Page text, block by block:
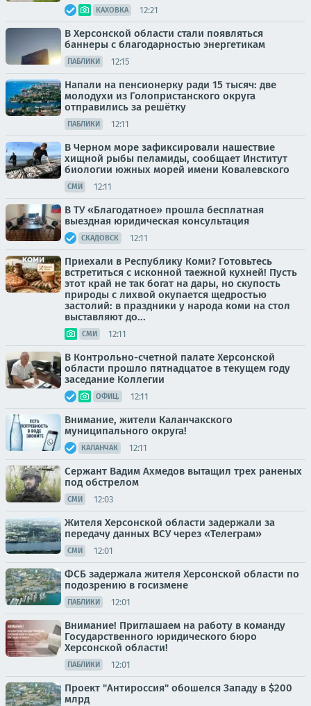
КАХОВКА 12:21
В Херсонской области стали появляться
баннеры с благодарностью энергетикам
ПАБЛИКИ 12:15
Напали на пенсионерку ради 15 тысяч: две
молодухи из Голопристанского округа
отправились за решётку
ПАБЛИКИ 12:11
В Черном море зафиксировали нашествие
хищной рыбы пеламиды, сообщает Институт
биологии южных морей имени Ковалевского
СМИ 12:11
В ТУ «Благодатное» прошла бесплатная
выездная юридическая консультация
СКАДОВСК 12:11
Приехали в Республику Коми? Готовьтесь
встретиться с исконной таежной кухней! Пусть
этот край не так богат на дары, но скупость
природы с лихвой окупается щедростью
застолий: в праздники у народа коми на стол
выставляют до...
СМИ 12:11
В Контрольно-счетной палате Херсонской
области прошло пятнадцатое в текущем году
заседание Коллегии
ОФИЦ. 12:11
Внимание, жители Каланчакского
муниципального округа!
КАЛАНЧАК 12:11
Сержант Вадим Ахмедов вытащил трех раненых
под обстрелом
СМИ 12:03
Жителя Херсонской области задержали за
передачу данных ВСУ через «Телеграм»
СМИ 12:01
ФСБ задержала жителя Херсонской области по
подозрению в госизмене
ПАБЛИКИ 12:01
Внимание! Приглашаем на работу в команду
Государственного юридического бюро
Херсонской области!
ПАБЛИКИ 12:01
Проект "Антироссия" обошелся Западу в $200
млрд